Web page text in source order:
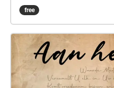
burgemeester Rhijnvis
waan je je in de Zwolse
eerder als dusdanig hebt
begraafplaatsen en via
donkerste plekken van de
Rhijnvis Feith te redden van
free